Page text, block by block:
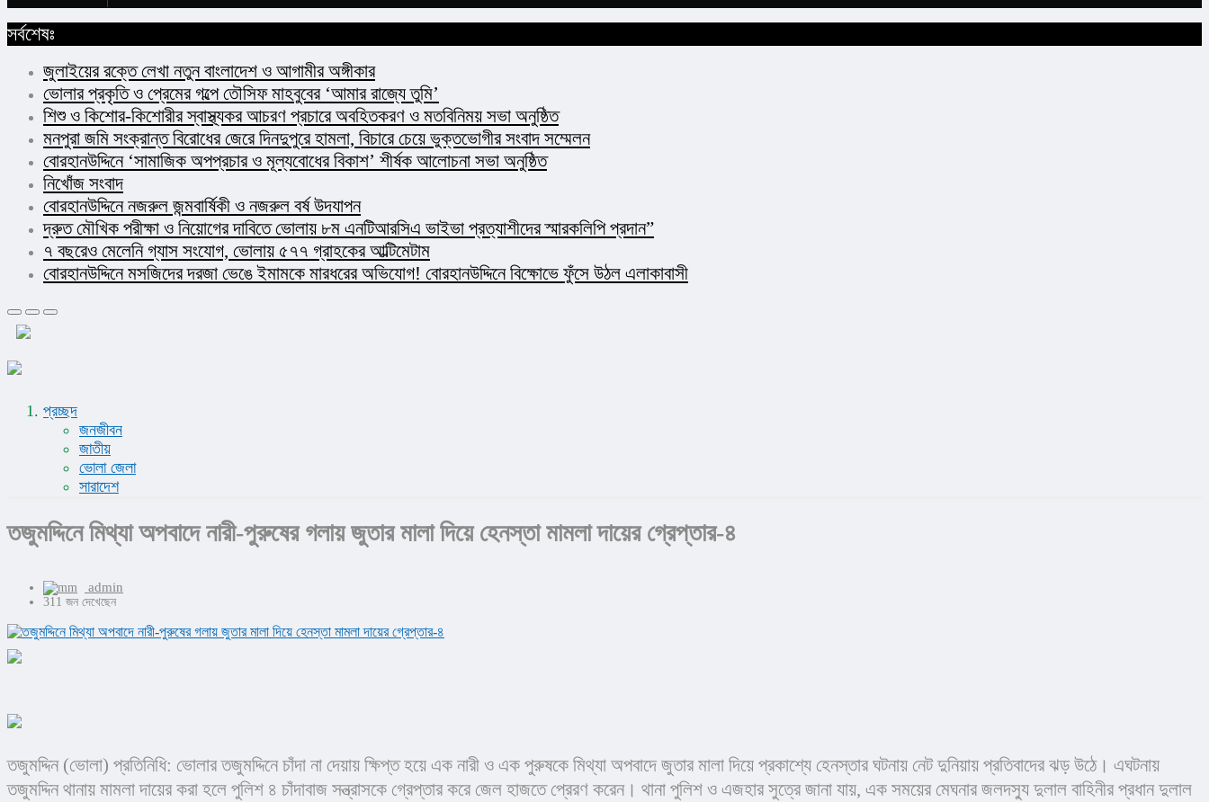
সর্বশেষঃ
জুলাইয়ের রক্তে লেখা নতুন বাংলাদেশ ও আগামীর অঙ্গীকার​
ভোলার প্রকৃতি ও প্রেমের গল্পে তৌসিফ মাহবুবের ‘আমার রাজ্যে তুমি’
শিশু ও কিশোর-কিশোরীর স্বাস্থ্যকর আচরণ প্রচারে অবহিতকরণ ও মতবিনিময় সভা অনুষ্ঠিত
মনপুরা জমি সংক্রান্ত বিরোধের জেরে দিনদুপুরে হামলা, বিচারে চেয়ে ভুক্তভোগীর সংবাদ সম্মেলন
বোরহানউদ্দিনে ‘সামাজিক অপপ্রচার ও মূল্যবোধের বিকাশ’ শীর্ষক আলোচনা সভা অনুষ্ঠিত
নিখোঁজ সংবাদ
বোরহানউদ্দিনে নজরুল জন্মবার্ষিকী ও নজরুল বর্ষ উদযাপন
দ্রুত মৌখিক পরীক্ষা ও নিয়োগের দাবিতে ভোলায় ৮ম এনটিআরসিএ ভাইভা প্রত্যাশীদের স্মারকলিপি প্রদান”
৭ বছরেও মেলেনি গ্যাস সংযোগ, ভোলায় ৫৭৭ গ্রাহকের আল্টিমেটাম
বোরহানউদ্দিনে মসজিদের দরজা ভেঙে ইমামকে মারধরের অভিযোগ! বোরহানউদ্দিনে বিক্ষোভে ফুঁসে উঠল এলাকাবাসী
প্রচ্ছদ
জনজীবন
জাতীয়
ভোলা জেলা
সারাদেশ
তজুমদ্দিনে মিথ্যা অপবাদে নারী-পুরুষের গলায় জুতার মালা দিয়ে হেনস্তা মামলা দায়ের গ্রেপ্তার-৪
admin
311 জন দেখেছেন
তজুমদ্দিন (ভোলা) প্রতিনিধি: ভোলার তজুমদ্দিনে চাঁদা না দেয়ায় ক্ষিপ্ত হয়ে এক নারী ও এক পুরুষকে মিথ্যা অপবাদে জুতার মালা দিয়ে প্রকাশ্যে হেনস্তার ঘটনায় নেট দুনিয়ায় প্রতিবাদের ঝড় উঠে। এঘটনায়
তজুমদ্দিন থানায় মামলা দায়ের করা হলে পুলিশ ৪ চাঁদাবাজ সন্ত্রাসকে গ্রেপ্তার করে জেল হাজতে প্রেরণ করেন। থানা পুলিশ ও এজহার সুত্রে জানা যায়, এক সময়ের মেঘনার জলদস্যু দুলাল বাহিনীর প্রধান দুলাল